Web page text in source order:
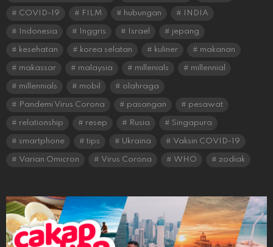
COVID-19 FILM hubungan INDIA
Indonesia Inggris Israel jepang
kesehatan korea selatan kuliner makanan
makassar malaysia millenials millennial
millennials mobil olahraga
Pandemi Virus Corona pasangan pesawat
relationship resep Rusia Singapura
smartphone tips Ukraina Vaksin COVID-19
Varian Omicron Virus Corona WHO zodiak